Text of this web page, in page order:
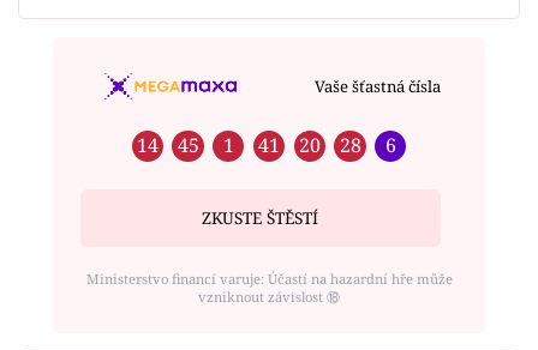
Vaše šťastná čísla
14 45 1 41 20 28 6
ZKUSTE ŠTĚSTÍ
Ministerstvo financí varuje: Účastí na hazardní hře může
vzniknout závislost ⑱